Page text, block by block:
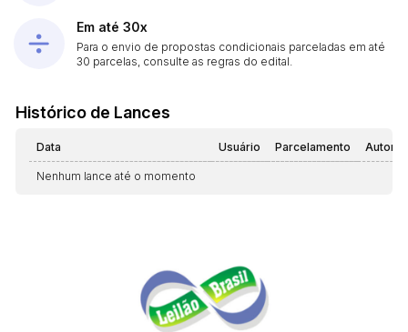
Em até 30x
Para o envio de propostas condicionais parceladas em até
30 parcelas, consulte as regras do edital.
Histórico de Lances
Data Usuário Parcelamento
Nenhum lance até o momento